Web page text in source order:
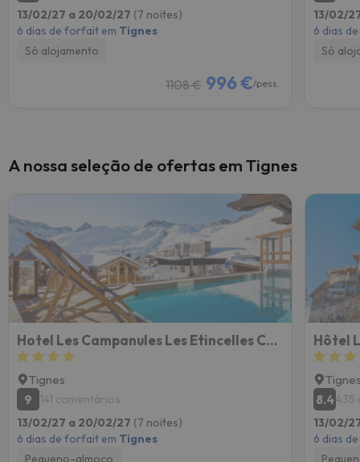
13/02/27 a 20/02/27 (7 noites)
6 dias de forfait em Tignes
Só alojamento
1108 € 996 €/pess.
13/02/
6 dias
Só
A nossa seleção de ofertas em Tignes
Hotel Les Campanules Les Etincelles Collection
Tignes
9
141 comentários
13/02/27 a 20/02/27 (7 noites)
6 dias de forfait em Tignes
Pequeno-almoço
Hôtel
8.4435
13/02/
6 dias